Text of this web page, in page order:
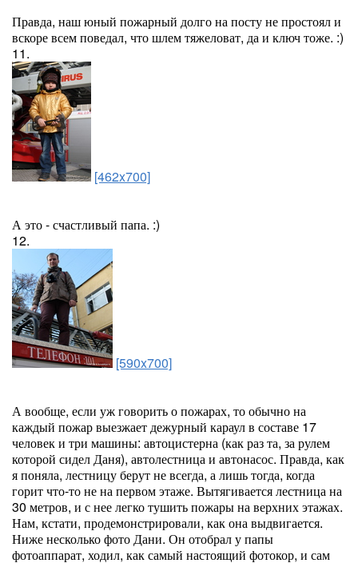
Правда, наш юный пожарный долго на посту не простоял и
вскоре всем поведал, что шлем тяжеловат, да и ключ тоже. :)
11.
[462x700]
А это - счастливый папа. :)
12.
[590x700]
А вообще, если уж говорить о пожарах, то обычно на
каждый пожар выезжает дежурный караул в составе 17
человек и три машины: автоцистерна (как раз та, за рулем
которой сидел Даня), автолестница и автонасос. Правда, как
я поняла, лестницу берут не всегда, а лишь тогда, когда
горит что-то не на первом этаже. Вытягивается лестница на
30 метров, и с нее легко тушить пожары на верхних этажах.
Нам, кстати, продемонстрировали, как она выдвигается.
Ниже несколько фото Дани. Он отобрал у папы
фотоаппарат, ходил, как самый настоящий фотокор, и сам